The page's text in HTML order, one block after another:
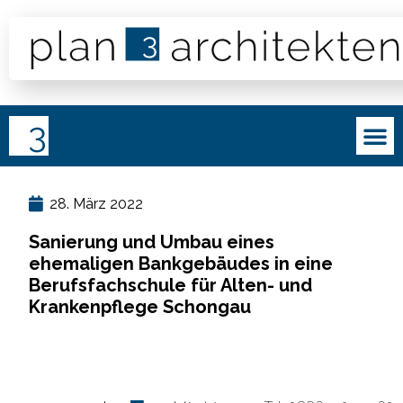
28. März 2022
Sanierung und Umbau eines
ehemaligen Bankgebäudes in eine
Berufsfachschule für Alten- und
Krankenpflege Schongau